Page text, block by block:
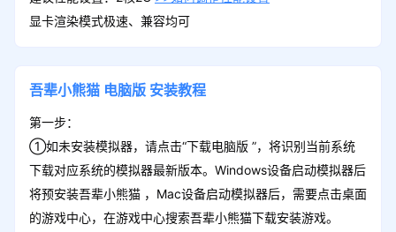
显卡渲染模式极速、兼容均可
吾辈小熊猫 电脑版 安装教程
第一步：
①如未安装模拟器，请点击“下载电脑版 ”，将识别当前系统
下载对应系统的模拟器最新版本。Windows设备启动模拟器后
将预安装吾辈小熊猫 ，Mac设备启动模拟器后，需要点击桌面
的游戏中心，在游戏中心搜索吾辈小熊猫下载安装游戏。